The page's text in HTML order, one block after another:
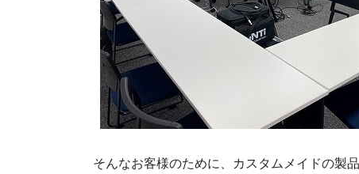
そんなお客様のために、カスタムメイドの製